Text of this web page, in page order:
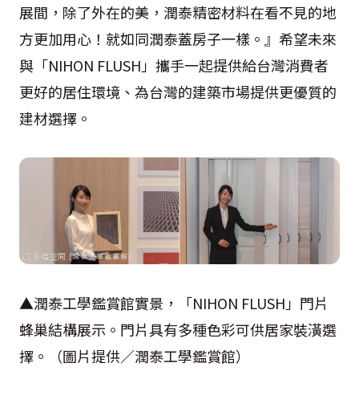
展間，除了外在的美，潤泰精密材料在看不見的地
方更加用心！就如同潤泰蓋房子一樣。』希望未來
與「NIHON FLUSH」攜手一起提供給台灣消費者
更好的居住環境、為台灣的建築市場提供更優質的
建材選擇。
▲潤泰工學鑑賞館實景，「NIHON FLUSH」門片
蜂巢結構展示。門片具有多種色彩可供居家裝潢選
擇。（圖片提供／潤泰工學鑑賞館）